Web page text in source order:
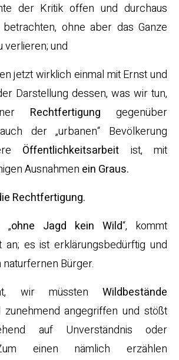
der Kritik offen und durchaus
betrachten, ohne aber das Ganze
verlieren; und
wirklich einmal mit Ernst und
Darstellung dessen, was wir tun,
Rechtfertigung gegenüber
der „urbanen“ Bevölkerung
Öffentlichkeitsarbeit ist, mit
Ausnahmen ein Graus.
Rechtfertigung.
„ohne Jagd kein Wild“, kommt
an; es ist erklärungsbedürftig und
Bürger.
wir müssten Wildbestände
zunehmend angegriffen und stößt
auf Unverständnis oder
einen nämlich erzählen